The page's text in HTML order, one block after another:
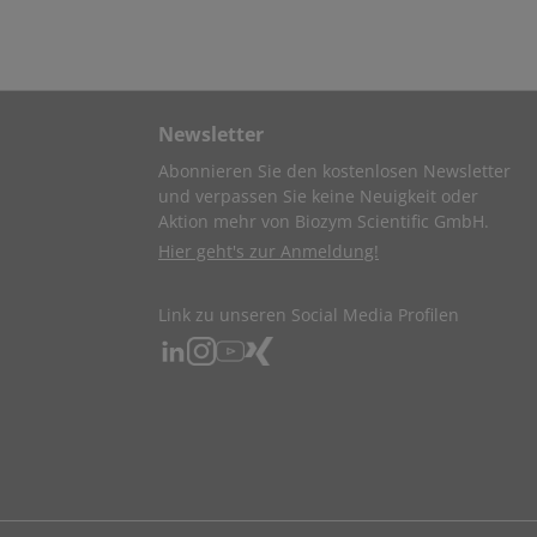
Newsletter
Abonnieren Sie den kostenlosen Newsletter
und verpassen Sie keine Neuigkeit oder
Aktion mehr von Biozym Scientific GmbH.
Hier geht's zur Anmeldung!
Link zu unseren Social Media Profilen